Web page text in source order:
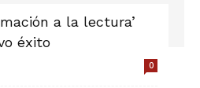
a la lectura’
éxito
0